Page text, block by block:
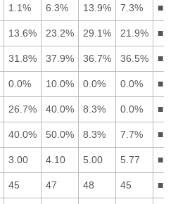
1.1% 6.3% 13.9% 7.3%
13.6% 23.2% 29.1% 21.9%
31.8% 37.9% 36.7% 36.5%
0.0% 10.0% 0.0% 0.0%
26.7% 40.0% 8.3% 0.0%
40.0% 50.0% 8.3% 7.7%
3.00 4.10 5.00 5.77
45 47 48 45